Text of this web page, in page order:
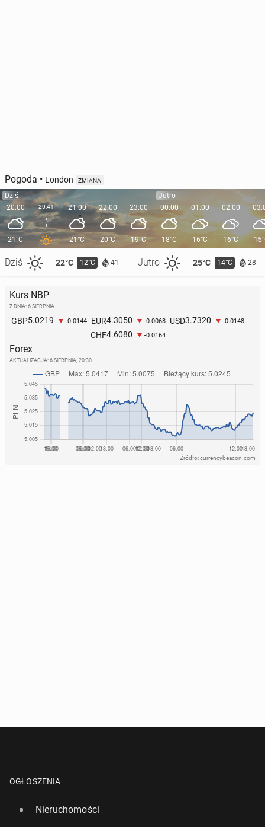
Pogoda • London ZMIANA
Dziś
20:00
21°C
Dziś 22°C 12°C 41 Jutro 25°C 14°C 28
20:41 21:00
21°C
22:00
20°C
23:00
19°C
Jutro
00:00
18°C
01:00
16°C
02:00
16°C
Kurs NBP
Z DNIA: 6 SIERPNIA
GBP5.0219 -0.0144 EUR4.3050 -0.0068 USD3.7320 -0.0148
CHF4.6080 -0.0164
Forex
AKTUALIZACJA: 6 SIERPNIA, 20:30
Źródło: currencybeacon.com
OGŁOSZENIA
Nieruchomości